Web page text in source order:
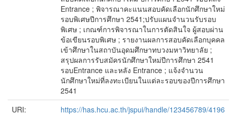
Entrance ; พิจารณาคะแนนสอบคัดเลือกนักศึกษาใหม่
รอบพิเศษปีการศึกษา 2541;ปรับแผนจำนวนรับรอบ
พิเศษ ; เกณฑ์การพิจารณาในการตัดสินใจ ผู้สอบผ่าน
ข้อเขียนรอบพิเศษ ; รายงานผลการสอบคัดเลือกบุคคล
เข้าศึกษาในสถาบันอุดมศึกษาทบวงมหาวิทยาลัย ;
สรุปผลการรับสมัครนักศึกษาใหม่ปีการศึกษา 2541
รอบEntrance และหลัง Entrance ; แจ้งจำนวน
นักศึกษาใหม่ที่ลงทะเบียนในแต่ละรอบของปีการศึกษา
2541
URI:
https://has.hcu.ac.th/jspui/handle/123456789/4196